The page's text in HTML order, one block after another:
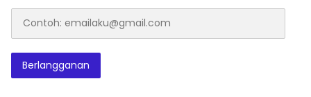
emailaku@gmail.com
Berlangganan